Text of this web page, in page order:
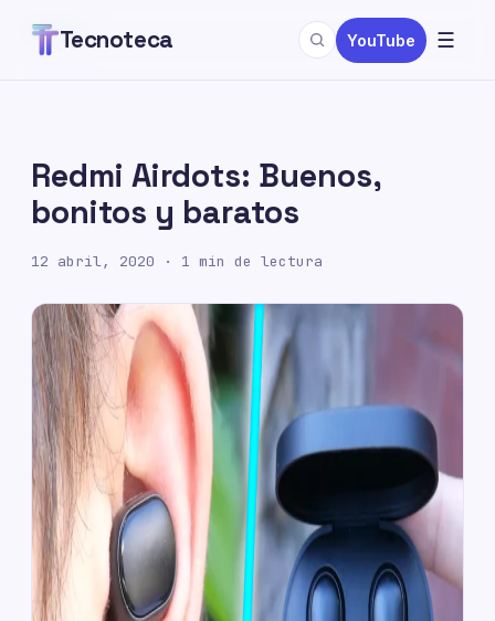
Tecnoteca YouTube ☰
GENERAL
Redmi Airdots: Buenos,
bonitos y baratos
12 abril, 2020 · 1 min de lectura